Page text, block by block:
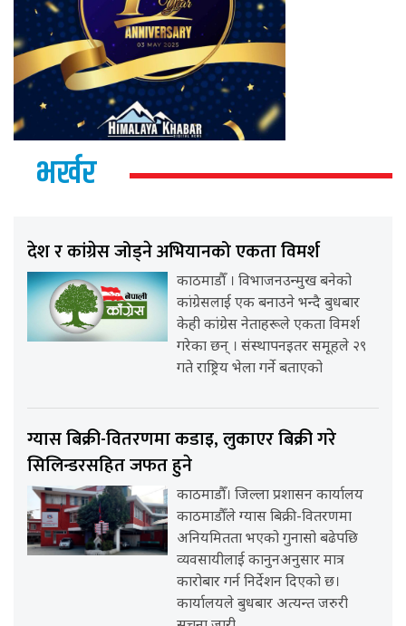
भर्खर
देश र कांग्रेस जोड्ने अभियानको एकता विमर्श
काठमाडौँ । विभाजनउन्मुख बनेको
कांग्रेसलाई एक बनाउने भन्दै बुधबार
केही कांग्रेस नेताहरूले एकता विमर्श
गरेका छन् । संस्थापनइतर समूहले २९
गते राष्ट्रिय भेला गर्ने बताएको
ग्यास बिक्री-वितरणमा कडाइ, लुकाएर बिक्री गरे
सिलिन्डरसहित जफत हुने
काठमाडौँ। जिल्ला प्रशासन कार्यालय
काठमाडौँले ग्यास बिक्री-वितरणमा
अनियमितता भएको गुनासो बढेपछि
व्यवसायीलाई कानुनअनुसार मात्र
कारोबार गर्न निर्देशन दिएको छ।
कार्यालयले बुधबार अत्यन्त जरुरी